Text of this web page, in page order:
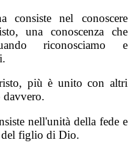
consiste nel conoscere
una conoscenza che
riconosciamo e
più è unito con altri
davvero.
nell'unità della fede e
del figlio di Dio.